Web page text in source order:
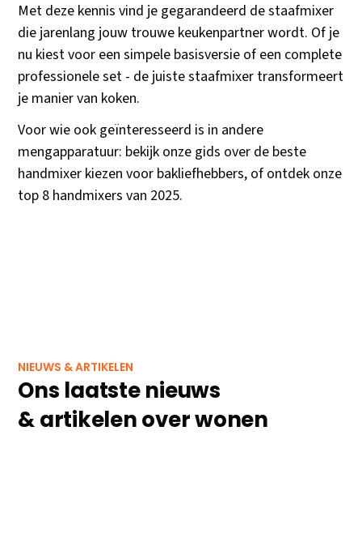
Met deze kennis vind je gegarandeerd de staafmixer
die jarenlang jouw trouwe keukenpartner wordt. Of je
nu kiest voor een simpele basisversie of een complete
professionele set - de juiste staafmixer transformeert
je manier van koken.
Voor wie ook geïnteresseerd is in andere
mengapparatuur: bekijk onze gids over de beste
handmixer kiezen voor bakliefhebbers, of ontdek onze
top 8 handmixers van 2025.
NIEUWS & ARTIKELEN
Ons laatste nieuws
& artikelen over wonen